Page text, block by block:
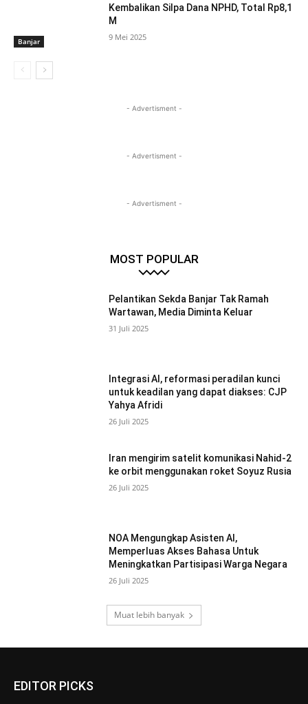
Banjar
Kembalikan Silpa Dana NPHD, Total Rp8,1
M
9 Mei 2025
- Advertisment -
- Advertisment -
- Advertisment -
MOST POPULAR
Pelantikan Sekda Banjar Tak Ramah
Wartawan, Media Diminta Keluar
31 Juli 2025
Integrasi AI, reformasi peradilan kunci
untuk keadilan yang dapat diakses: CJP
Yahya Afridi
26 Juli 2025
Iran mengirim satelit komunikasi Nahid-2
ke orbit menggunakan roket Soyuz Rusia
26 Juli 2025
NOA Mengungkap Asisten AI,
Memperluas Akses Bahasa Untuk
Meningkatkan Partisipasi Warga Negara
26 Juli 2025
Muat lebih banyak
EDITOR PICKS